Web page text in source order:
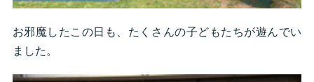
お邪魔したこの日も、たくさんの子どもたちが遊んでい
ました。